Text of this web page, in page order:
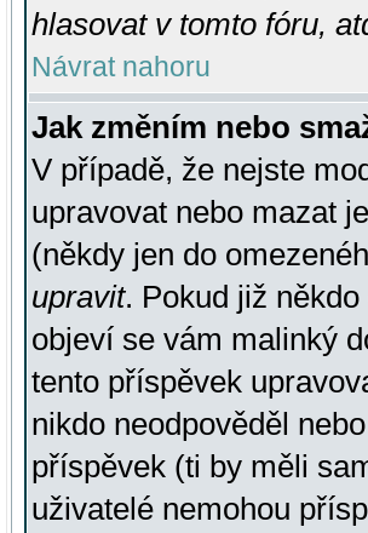
hlasovat v tomto fóru,
Návrat nahoru
Jak změním nebo
V případě, že nejste
upravovat nebo mazat
(někdy jen do
upravit. Pokud již
objeví se vám malinký
tento příspěvek
nikdo neodpověděl
příspěvek (ti by měli
uživatelé nemohou